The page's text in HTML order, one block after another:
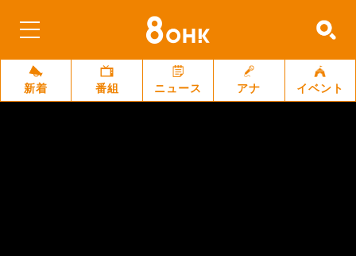
新着 番組 ニュース アナ イベント